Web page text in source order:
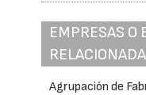
EMPRESAS O
Agrupación de